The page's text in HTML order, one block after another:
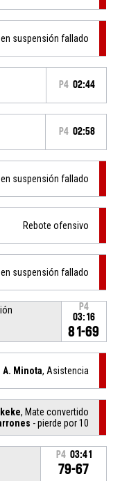
en suspensión fallado
P4 02:44
P4 02:58
en suspensión fallado
Rebote ofensivo
en suspensión fallado
P4
03:16
81-69
A. Minota, Asistencia
, Mate convertido
- pierde por 10
P4 03:41
79-67